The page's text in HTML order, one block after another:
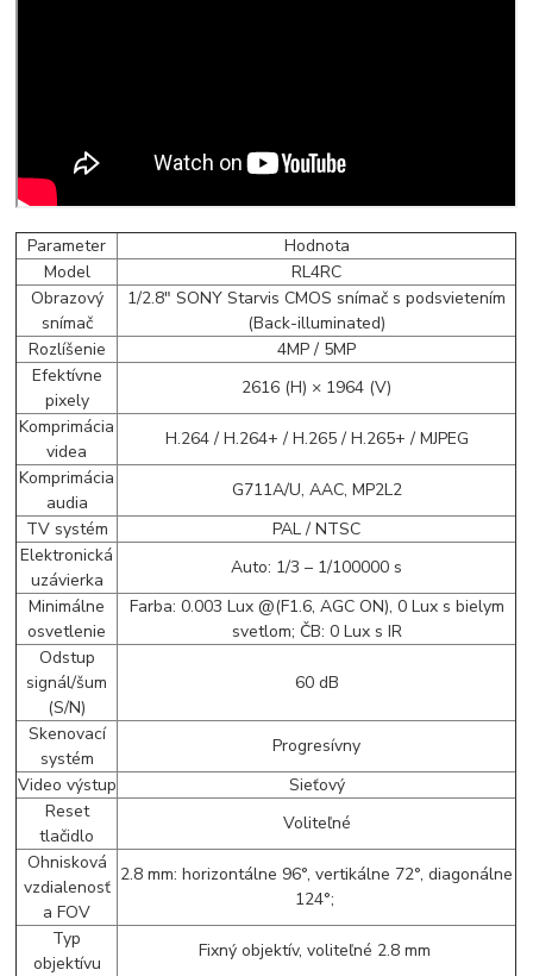
Parameter
Hodnota
Model
RL4RC
Obrazový
snímač
1/2.8" SONY Starvis CMOS snímač s podsvietením
(Back-illuminated)
Rozlíšenie
4MP / 5MP
Efektívne
pixely
2616 (H) × 1964 (V)
Komprimácia
videa
H.264 / H.264+ / H.265 / H.265+ / MJPEG
Komprimácia
audia
G711A/U, AAC, MP2L2
TV systém
PAL / NTSC
Elektronická
uzávierka
Auto: 1/3 – 1/100000 s
Minimálne
osvetlenie
Farba: 0.003 Lux @(F1.6, AGC ON), 0 Lux s bielym
svetlom; ČB: 0 Lux s IR
Odstup
signál/šum
(S/N)
60 dB
Skenovací
systém
Progresívny
Video výstup
Sieťový
Reset
tlačidlo
Voliteľné
Ohnisková
vzdialenosť
a FOV
2.8 mm: horizontálne 96°, vertikálne 72°, diagonálne
124°;
Typ
objektívu
Fixný objektív, voliteľné 2.8 mm